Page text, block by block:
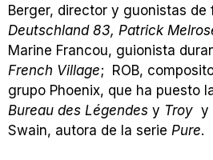
Berger, director y guonistas
Deutschland 83, Patrick
Marine Francou, guionista
French Village; ROB,
grupo Phoenix, que ha puesto
Bureau des Légendes y Troy y
Swain, autora de la serie Pure.